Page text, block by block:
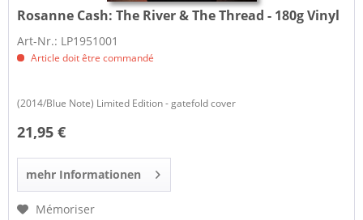
Rosanne Cash:The River & The Thread - 180g Vinyl
Art-Nr.: LP1951001
Article doit être commandé
(2014/Blue Note) Limited Edition - gatefold cover
21,95 €
mehr Informationen
Mémoriser